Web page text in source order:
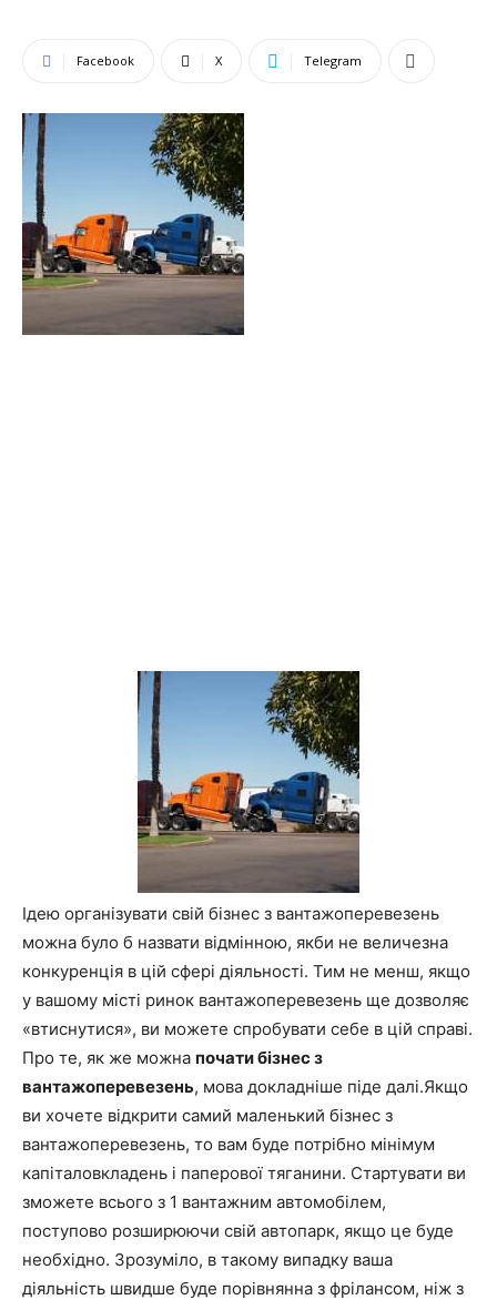
Facebook X Telegram
Ідею організувати свій бізнес з вантажоперевезень
можна було б назвати відмінною, якби не величезна
конкуренція в цій сфері діяльності. Тим не менш, якщо
у вашому місті ринок вантажоперевезень ще дозволяє
«втиснутися», ви можете спробувати себе в цій справі.
Про те, як же можна почати бізнес з
вантажоперевезень, мова докладніше піде далі.Якщо
ви хочете відкрити самий маленький бізнес з
вантажоперевезень, то вам буде потрібно мінімум
капіталовкладень і паперової тяганини. Стартувати ви
зможете всього з 1 вантажним автомобілем,
поступово розширюючи свій автопарк, якщо це буде
необхідно. Зрозуміло, в такому випадку ваша
діяльність швидше буде порівнянна з фрілансом, ніж з